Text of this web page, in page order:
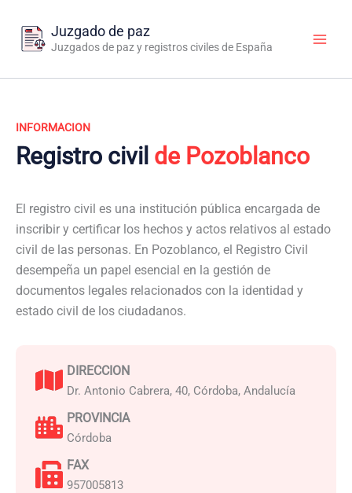
contenido
Juzgado de paz
Juzgados de paz y registros civiles de España
INFORMACION
Registro civil de Pozoblanco
El registro civil es una institución pública encargada de
inscribir y certificar los hechos y actos relativos al estado
civil de las personas. En Pozoblanco, el Registro Civil
desempeña un papel esencial en la gestión de
documentos legales relacionados con la identidad y
estado civil de los ciudadanos.
DIRECCION
Dr. Antonio Cabrera, 40, Córdoba, Andalucía
PROVINCIA
Córdoba
FAX
957005813